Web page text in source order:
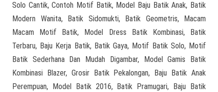
Solo Cantik, Contoh Motif Batik, Model Baju Batik Anak, Batik
Modern Wanita, Batik Sidomukti, Batik Geometris, Macam
Macam Motif Batik, Model Dress Batik Kombinasi, Batik
Terbaru, Baju Kerja Batik, Batik Gaya, Motif Batik Solo, Motif
Batik Sederhana Dan Mudah Digambar, Model Gamis Batik
Kombinasi Blazer, Grosir Batik Pekalongan, Baju Batik Anak
Perempuan, Model Batik 2016, Batik Pramugari, Baju Batik